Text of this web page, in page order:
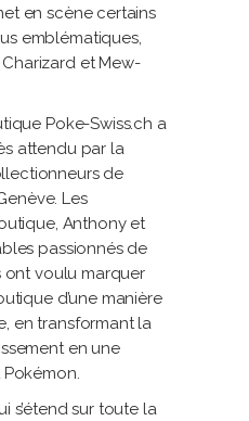
en scène certains
emblématiques,
et Mew-
Poke-Swiss.ch a
attendu par la
de
Les
Anthony et
passionnés de
ont voulu marquer
d’une manière
en transformant la
en une
s’étend sur toute la